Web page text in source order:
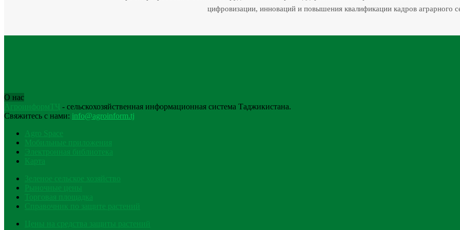
цифровизации, инноваций и повышения квалификации кадров аграрного
О нас
АгроинформТҶ - сельскохозяйственная информационная система Таджикистана.
Свяжитесь с нами: info@agroinform.tj
Agro Space
Мобильные приложения
Электронная библиотека
Карта
Зеленое сельское хозяйство
Рыночные цены
Торговая площадка
Справочник по защите растений
Цены на средства защиты растений